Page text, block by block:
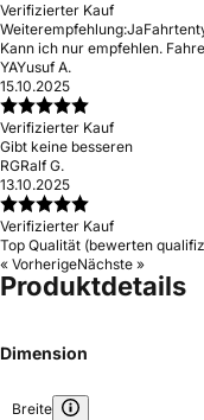
Verifizierter Kauf
Weiterempfehlung:Ja
Kann ich nur empfehlen.
YAYusuf A.
15.10.2025
Verifizierter Kauf
Gibt keine besseren
RGRalf G.
13.10.2025
Verifizierter Kauf
Top Qualität (bewerten
« VorherigeNächste »
Produktdetails
Dimension
Breite